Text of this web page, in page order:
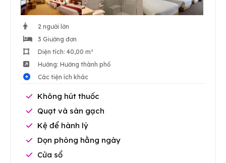
2 người lớn
3 Giường đơn
Diện tích: 40,00 m²
Hướng: Hướng thành phố
Các tiện ích khác
Không hút thuốc
Quạt và sàn gạch
Kệ để hành lý
Dọn phòng hằng ngày
Cửa sổ